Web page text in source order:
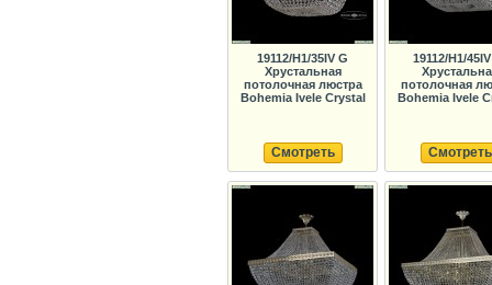
19112/H1/35IV G
Хрустальная
потолочная люстра
Bohemia Ivele Crystal
Смотреть
19112/H1/
потолочная
Bohemia Ivele
Смотреть